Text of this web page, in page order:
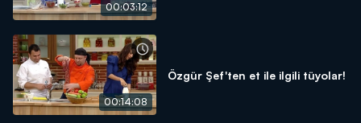
00:03:12
00:14:08
Özgür Şef'ten et ile ilgili tüyolar!